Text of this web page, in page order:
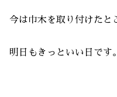
今は巾木を取り付けたと
明日もきっといい日です。